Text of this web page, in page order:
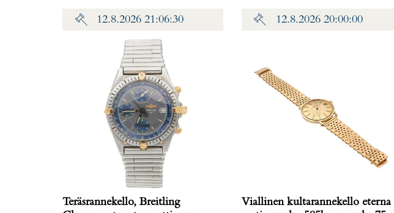
12.8.2026 21:06:30
Teräsrannekello, Breitling
12.8.2026 20:00:00
Viallinen kultarannekello eterna